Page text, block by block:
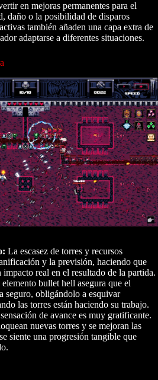
en mejoras permanentes para el
daño o la posibilidad de disparos
también añaden una capa extra de
adaptarse a diferentes situaciones.
La escasez de torres y recursos
y la previsión, haciendo que
impacto real en el resultado de la partida.
bullet hell asegura que el
seguro, obligándolo a esquivar
las torres están haciendo su trabajo.
de avance es muy gratificante.
nuevas torres y se mejoran las
siente una progresión tangible que